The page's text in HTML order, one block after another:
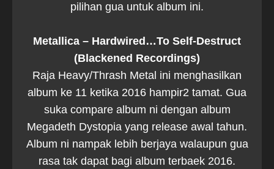
pilihan gua untuk album ini.
Metallica – Hardwired…To Self-Destruct
(Blackened Recordings)
Raja Heavy/Thrash Metal ini menghasilkan
album ke 11 ketika 2016 hampir2 tamat. Gua
suka compare album ni dengan album
Megadeth Dystopia yang release awal tahun.
Album ni nampak lebih berjaya walaupun gua
rasa tak dapat bagi album terbaek 2016.